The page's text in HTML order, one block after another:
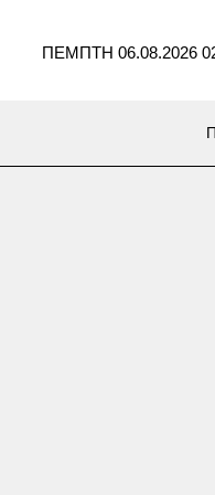
ΠΕΜΠΤΗ 06.08.2026